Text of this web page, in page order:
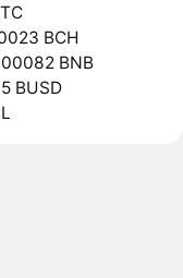
BCH
BNB
BUSD